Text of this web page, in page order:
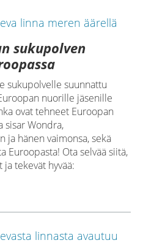
sukupolven
sukupolvelle suunnattu
nuorille jäsenille
ovat tehneet Euroopan
sisar Wondra,
ja hänen vaimonsa, sekä
Euroopasta! Ota selvää siitä,
tekevät hyvää: